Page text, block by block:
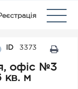
ID 3373
офіс №3
кв. м